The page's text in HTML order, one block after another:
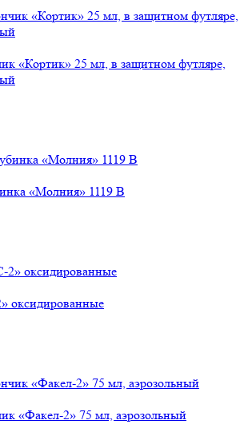
«Кортик» 25 мл, в защитном футляре,
«Молния» 1119 В
оксидированные
«Факел-2» 75 мл, аэрозольный